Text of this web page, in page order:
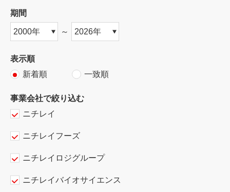
期間
～
表示順
新着順
一致順
事業会社で絞り込む
ニチレイ
ニチレイフーズ
ニチレイロジグループ
ニチレイバイオサイエンス